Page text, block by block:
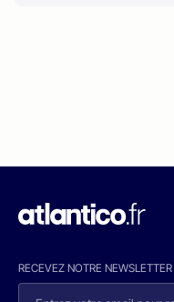
RECEVEZ NOTRE NEWSLETTER